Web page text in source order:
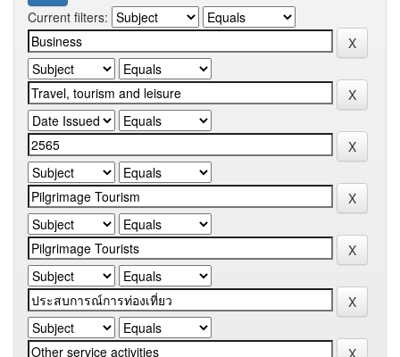
Current filters: